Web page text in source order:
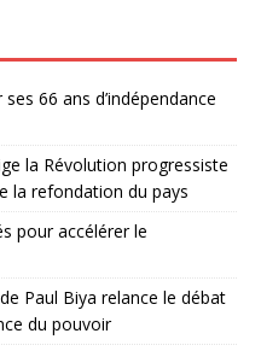
66 ans d’indépendance
la Révolution progressiste
la refondation du pays
pour accélérer le
Paul Biya relance le débat
du pouvoir